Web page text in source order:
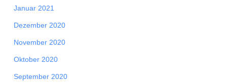
Januar 2021
Dezember 2020
November 2020
Oktober 2020
September 2020